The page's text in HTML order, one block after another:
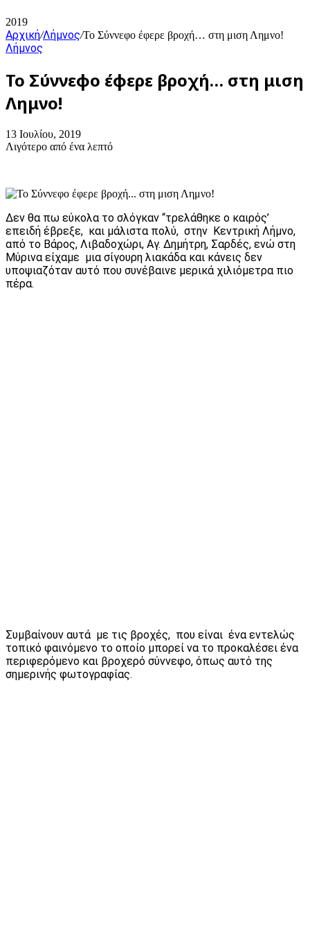
2019
Αρχική/Λήμνος/Το Σύννεφο έφερε βροχή… στη μιση Λημνο!
Λήμνος
Το Σύννεφο έφερε βροχή… στη μιση
Λημνο!
13 Ιουλίου, 2019
Λιγότερο από ένα λεπτό
Δεν θα πω εύκολα το σλόγκαν “τρελάθηκε ο καιρός’
επειδή έβρεξε, και μάλιστα πολύ, στην Κεντρική Λήμνο,
από το Βάρος, Λιβαδοχώρι, Αγ. Δημήτρη, Σαρδές, ενώ στη
Μύρινα είχαμε μια σίγουρη λιακάδα και κάνεις δεν
υποψιαζόταν αυτό που συνέβαινε μερικά χιλιόμετρα πιο
πέρα.
Συμβαίνουν αυτά με τις βροχές, που είναι ένα εντελώς
τοπικό φαινόμενο το οποίο μπορεί να το προκαλέσει ένα
περιφερόμενο και βροχερό σύννεφο, όπως αυτό της
σημερινής φωτογραφίας.